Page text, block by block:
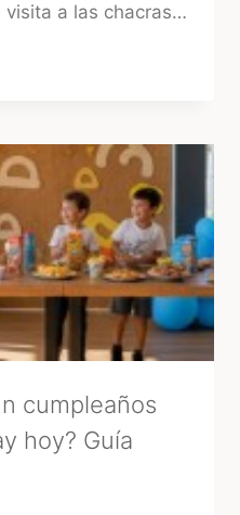
visita a las chacras…
cumpleaños
hoy? Guía